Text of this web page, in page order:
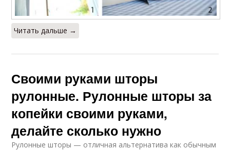
Читать дальше →
Своими руками шторы
рулонные. Рулонные шторы за
копейки своими руками,
делайте сколько нужно
Рулонные шторы — отличная альтернатива как обычным